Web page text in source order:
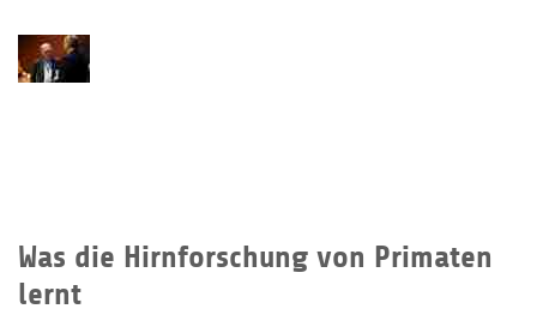
Was die Hirnforschung von Primaten
lernt